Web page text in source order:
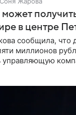
в центре
сообщила, что
миллионов
управляющую